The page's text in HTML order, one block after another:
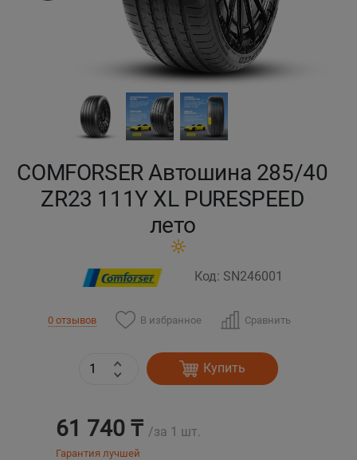
COMFORSER Автошина 285/40
ZR23 111Y XL PURESPEED
лето
Код: SN246001
0 отзывов В избранное Сравнить
Купить
61 740 ₸ /за 1 шт.
Гарантия лучшей
Кызылорда
Петропавловск
Талдыкорган
Тараз
Усть-Каменогорск